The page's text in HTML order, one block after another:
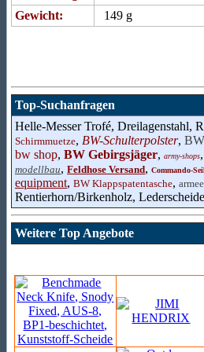
Gewicht:
149 g
Top-Suchanfragen
Helle-Messer Trofé, Dreilagenstahl,
Schirmmuetze, BW-Schulterpolster,
bw shop, BW Gebirgsjäger, army-shops,
modellbau, Feldhose Versand, Commando-
equipment, BW Klappspatentasche,
Rentierhorn/Birkenholz, Lederscheide
Weitere Top Angebote